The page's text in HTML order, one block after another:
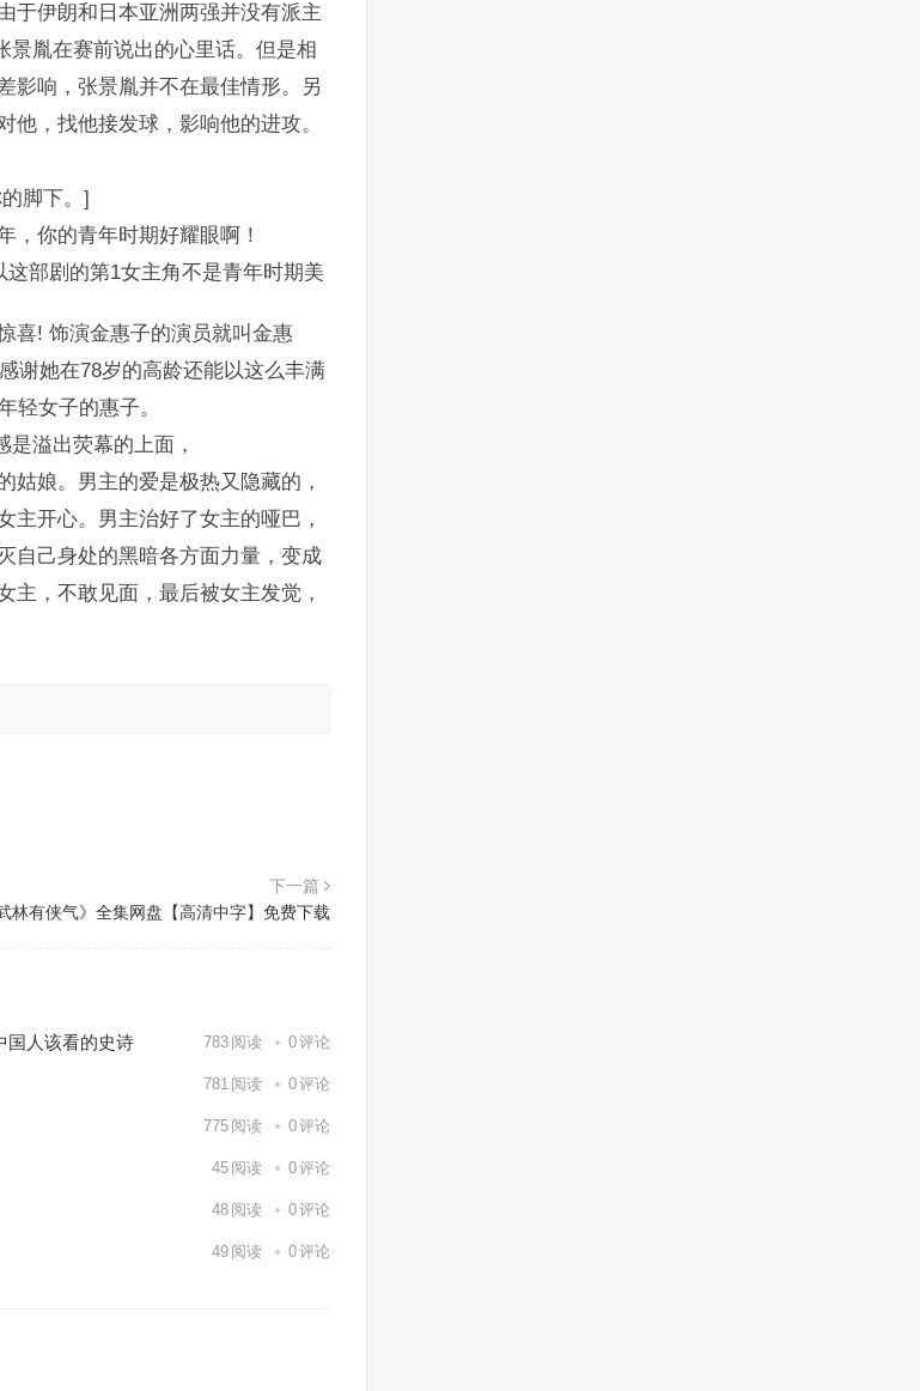
于伊朗和日本亚洲两强并没有派主
景胤在赛前说出的心里话。但是相
影响，张景胤并不在最佳情形。另
，找他接发球，影响他的进攻。
脚下。]
，你的青年时期好耀眼啊！
部剧的第1女主角不是青年时期美
喜! 饰演金惠子的演员就叫金惠
谢她在78岁的高龄还能以这么丰满
轻女子的惠子。
是溢出荧幕的上面，
姑娘。男主的爱是极热又隐藏的，
主开心。男主治好了女主的哑巴，
自己身处的黑暗各方面力量，变成
主，不敢见面，最后被女主发觉，
下一篇
武林有侠气》全集网盘【高清中字】免费下载
国人该看的史诗 783 阅读 0评论
781 阅读 0评论
775 阅读 0评论
45 阅读 0评论
48 阅读 0评论
49 阅读 0评论